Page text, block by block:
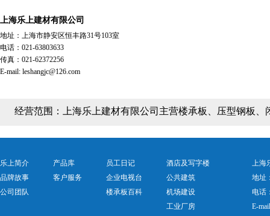
上海乐上建材有限公司
地址：上海市静安区恒丰路31号103室
电话：021-63803633
传真：021-62372256
E-mail: leshangjc@126.com
经营范围： 上海乐上建材有限公司主营楼承板、压型钢板
乐上简介
品牌故事
公司团队
产品库
客户服务
员工日记
企业电视台
楼承板百科
酒店及写字楼
公共建筑
机场建设
工业厂房
上海
地址
电话
E-